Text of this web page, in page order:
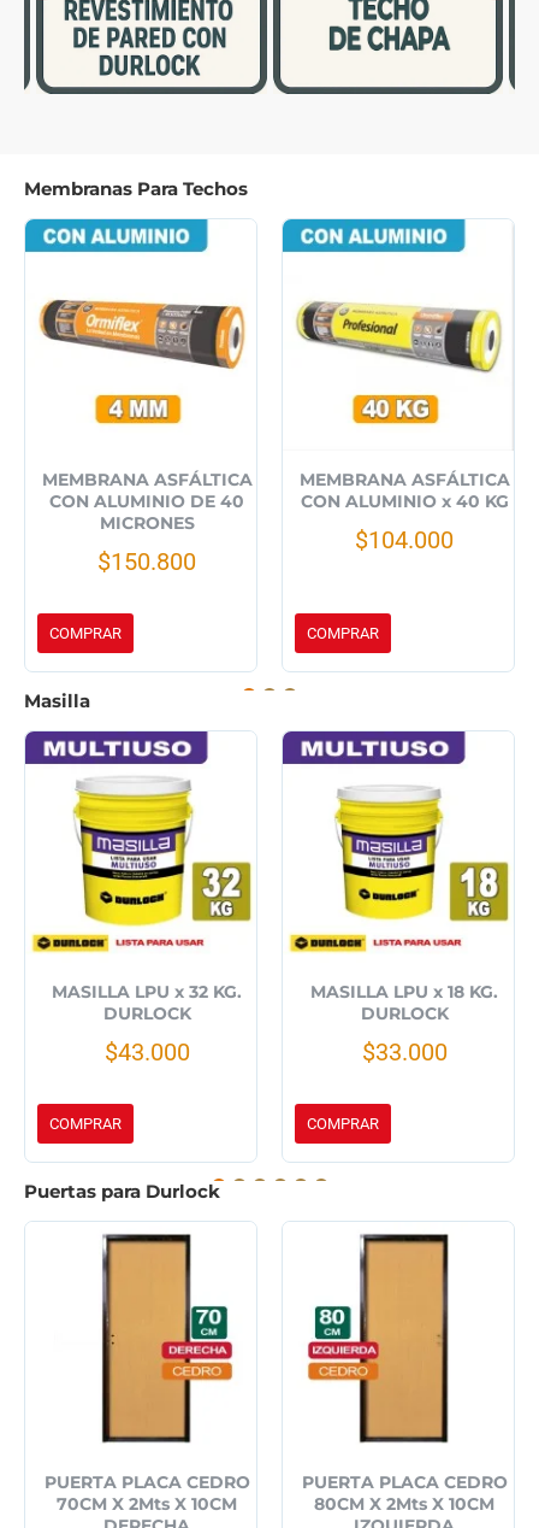
Membranas Para Techos
MEMBRANA ASFÁLTICA
CON ALUMINIO DE 40
MICRONES
$150.800
COMPRAR
MEMBRANA ASFÁLTICA
CON ALUMINIO x 40 KG
$104.000
COMPRAR
Masilla
MASILLA LPU x 32 KG.
DURLOCK
$43.000
COMPRAR
MASILLA LPU x 18 KG.
DURLOCK
$33.000
COMPRAR
Puertas para Durlock
PUERTA PLACA CEDRO
70CM X 2Mts X 10CM
PUERTA PLACA CEDRO
80CM X 2Mts X 10CM